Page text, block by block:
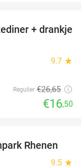
38%
+ drankje
9.7 star
Regulier €26,65
€16,50
19%
Rhenen
9.5 star